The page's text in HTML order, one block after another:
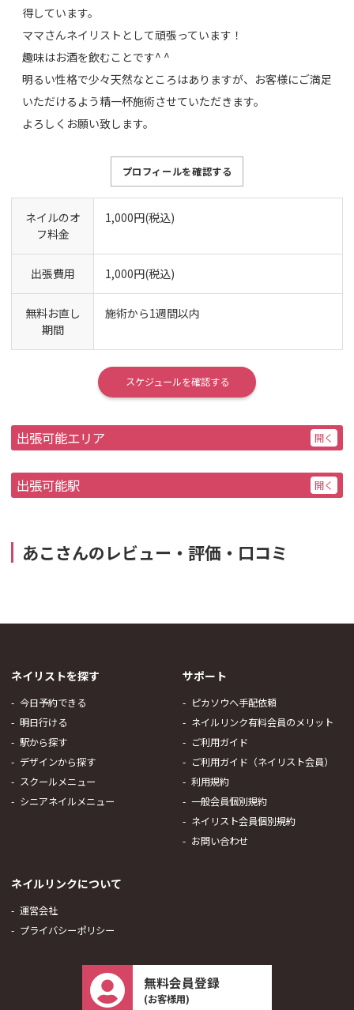
得しています。
ママさんネイリストとして頑張っています！
趣味はお酒を飲むことです^ ^
明るい性格で少々天然なところはありますが、お客様にご満足
いただけるよう精一杯施術させていただきます。
よろしくお願い致します。
プロフィールを確認する
ネイルのオ
フ料金
1,000円(税込)
出張費用 1,000円(税込)
無料お直し
期間
施術から1週間以内
スケジュールを確認する
出張可能エリア
出張可能駅
あこさんのレビュー・評価・口コミ
ネイリストを探す
今日予約できる
明日行ける
駅から探す
デザインから探す
スクールメニュー
シニアネイルメニュー
サポート
ピカソウへ手配依頼
ネイルリンク有料会員のメリット
ご利用ガイド
ご利用ガイド（ネイリスト会員）
利用規約
一般会員個別規約
ネイリスト会員個別規約
お問い合わせ
ネイルリンクについて
運営会社
プライバシーポリシー
無料会員登録
(お客様用)